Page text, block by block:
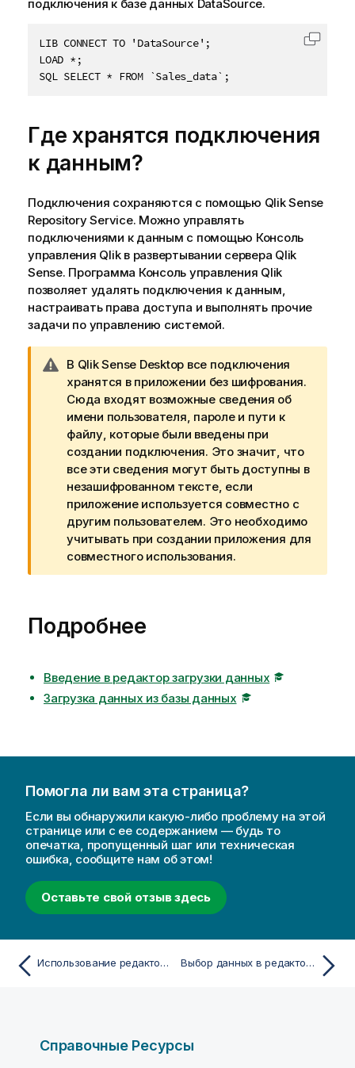
подключения к базе данных DataSource.
LIB CONNECT TO 'DataSource';
LOAD *;
SQL SELECT * FROM `Sales_data`;
Где хранятся подключения
к данным?
Подключения сохраняются с помощью Qlik Sense
Repository Service. Можно управлять
подключениями к данным с помощью Консоль
управления Qlikв развертывании сервера Qlik
Sense. Программа Консоль управления Qlik
позволяет удалять подключения к данным,
настраивать права доступа и выполнять прочие
задачи по управлению системой.
П
р
и
м
е
ч
а
н
и
е
к
п
р
у
п
е
ж
В Qlik Sense Desktop все подключения
хранятся в приложении без шифрования.
Сюда входят возможные сведения об
имени пользователя, пароле и пути к
файлу, которые были введены при
создании подключения. Это значит, что
все эти сведения могут быть доступны в
незашифрованном тексте, если
приложение используется совместно с
другим пользователем. Это необходимо
учитывать при создании приложения для
совместного использования.
Подробнее
Введение в редактор загрузки данных
Загрузка данных из базы данных
Помогла ли вам эта страница?
Если вы обнаружили какую-либо проблему на этой
странице или с ее содержанием — будь то
опечатка, пропущенный шаг или техническая
ошибка, сообщите нам об этом!
Оставьте свой отзыв здесь
Использование редактора загрузки данных Выбор данных в редакторе загрузки данных
Справочные Ресурсы